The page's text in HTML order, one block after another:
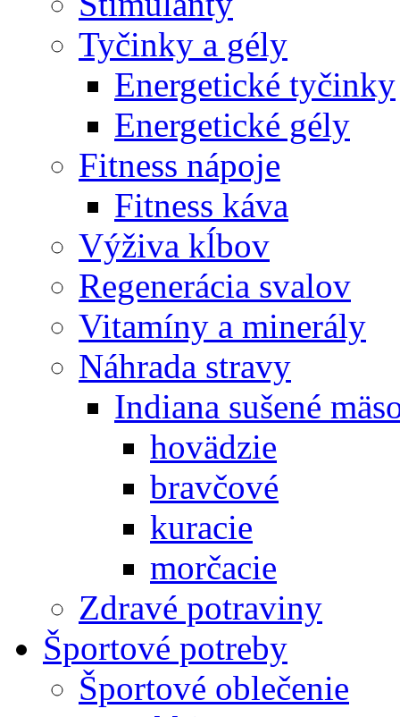
Tyčinky a gély
Energetické tyčinky
Energetické gély
Fitness nápoje
Fitness káva
Výživa kĺbov
Regenerácia svalov
Vitamíny a minerály
Náhrada stravy
Indiana sušené
hovädzie
bravčové
kuracie
morčacie
Zdravé potraviny
Športové potreby
Športové oblečenie